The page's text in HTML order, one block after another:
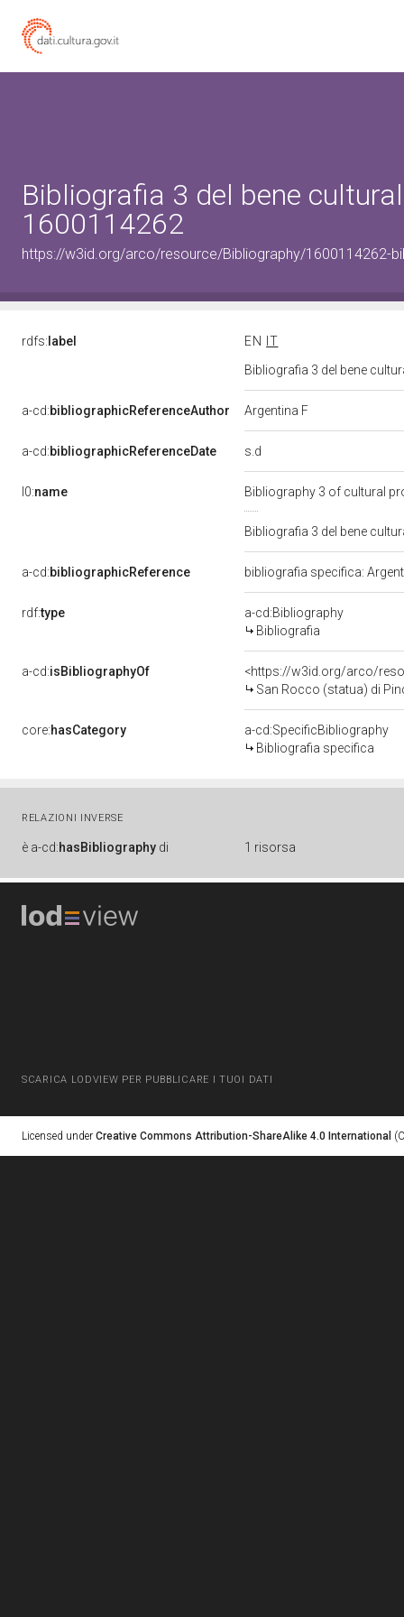
Bibliografia 3 del bene
1600114262
https://w3id.org/arco/resource/Bibliography/1600114262-
rdfs: label EN
IT
Bibliografia 3 del bene
a-cd:bibliographicReferenceAuthor Argentina F
a-cd:bibliographicReferenceDate s.d
l0:name Bibliography 3 of cultural
Bibliografia 3 del bene
a-cd:bibliographicReference bibliografia specifica:
rdf:type
a-cd:Bibliography
Bibliografia
a-cd:isBibliographyOf
<https://w3id.org/arco/
San Rocco (statua) di
core:hasCategory
a-cd:SpecificBibliography
Bibliografia specifica
RELAZIONI INVERSE
è a-cd:hasBibliography di 1 risorsa
SCARICA LODVIEW PER PUBBLICARE I TUOI DATI
Licensed under Creative Commons Attribution-ShareAlike 4.0 International